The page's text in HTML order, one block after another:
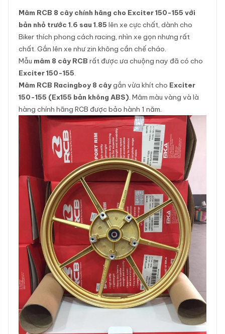
Mâm RCB 8 cây chính hãng cho Exciter 150-155 với
bản nhỏ trước 1.6 sau 1.85 lên xe cực chất, dành cho
Biker thích phong cách racing, nhìn xe gọn nhưng rất
chất. Gắn lên xe như zin không cần chế cháo.
Mẫu mâm 8 cây RCB rất được ưa chuộng nay đã có cho
Exciter 150-155.
Mâm RCB Racingboy 8 câygắn vừa khít cho Exciter
150-155 (Ex155 bản không ABS). Mâm màu vàng và là
hàng chính hãng RCB được bảo hành 1 năm.